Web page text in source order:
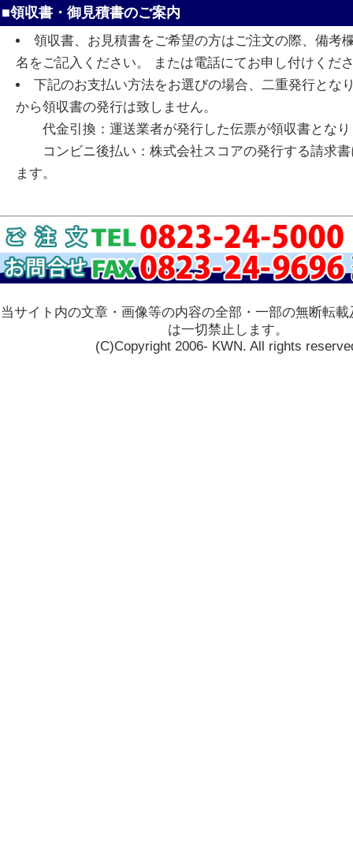
■領収書・御見積書のご案内
領収書、お見積書をご希望の方はご注文の際、備考
名をご記入ください。 または電話にてお申し付けくだ
下記のお支払い方法をお選びの場合、二重発行とな
から領収書の発行は致しません。
代金引換：運送業者が発行した伝票が領収書となり
コンビニ後払い：株式会社スコアの発行する請求書
ます。
当サイト内の文章・画像等の内容の全部・一部の無断転
は一切禁止します。
(C)Copyright 2006- KWN. All rights